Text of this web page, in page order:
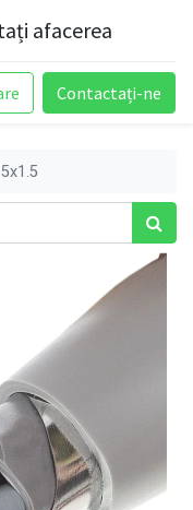
afacerea
Contactați-ne